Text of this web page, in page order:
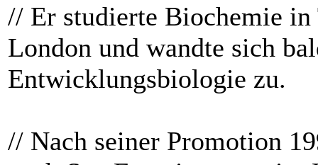
// Er studierte Biochemie in
London und wandte sich
Entwicklungsbiologie zu.
// Nach seiner Promotion